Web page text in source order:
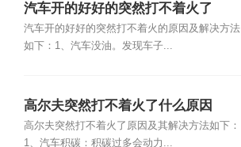
汽车开的好好的突然打不着火了
汽车开的好好的突然打不着火的原因及解决方法
如下：1、汽车没油。发现车子...
高尔夫突然打不着火了什么原因
高尔夫突然打不着火了原因及其解决方法如下：
1、汽车积碳：积碳过多会动力...